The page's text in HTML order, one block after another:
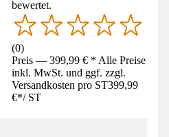
bewertet.
(0)
Preis — 399,99 € * Alle Preise
inkl. MwSt. und ggf. zzgl.
Versandkosten pro ST399,99
€*/ ST